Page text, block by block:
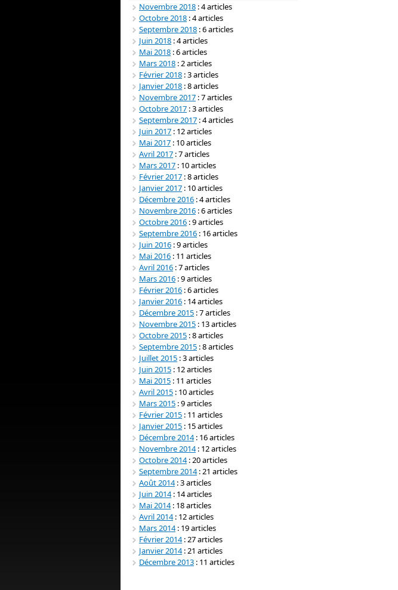
Novembre 2018 : 4 articles
Octobre 2018 : 4 articles
Septembre 2018 : 6 articles
Juin 2018 : 4 articles
Mai 2018 : 6 articles
Mars 2018 : 2 articles
Février 2018 : 3 articles
Janvier 2018 : 8 articles
Novembre 2017 : 7 articles
Octobre 2017 : 3 articles
Septembre 2017 : 4 articles
Juin 2017 : 12 articles
Mai 2017 : 10 articles
Avril 2017 : 7 articles
Mars 2017 : 10 articles
Février 2017 : 8 articles
Janvier 2017 : 10 articles
Décembre 2016 : 4 articles
Novembre 2016 : 6 articles
Octobre 2016 : 9 articles
Septembre 2016 : 16 articles
Juin 2016 : 9 articles
Mai 2016 : 11 articles
Avril 2016 : 7 articles
Mars 2016 : 9 articles
Février 2016 : 6 articles
Janvier 2016 : 14 articles
Décembre 2015 : 7 articles
Novembre 2015 : 13 articles
Octobre 2015 : 8 articles
Septembre 2015 : 8 articles
Juillet 2015 : 3 articles
Juin 2015 : 12 articles
Mai 2015 : 11 articles
Avril 2015 : 10 articles
Mars 2015 : 9 articles
Février 2015 : 11 articles
Janvier 2015 : 15 articles
Décembre 2014: 16 articles
Novembre 2014: 12 articles
Octobre 2014: 20 articles
Septembre 2014: 21 articles
Août 2014: 3 articles
Juin 2014: 14 articles
Mai 2014: 18 articles
Avril 2014: 12 articles
Mars 2014: 19 articles
Février 2014: 27 articles
Janvier 2014: 21 articles
Décembre 2013 : 11 articles